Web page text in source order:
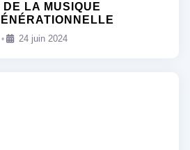
DE LA MUSIQUE
• 24 juin 2024